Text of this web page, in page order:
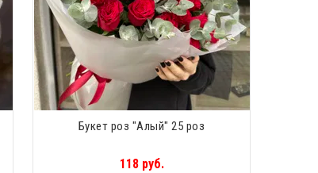
Букет роз "Алый" 25 роз
118 руб.